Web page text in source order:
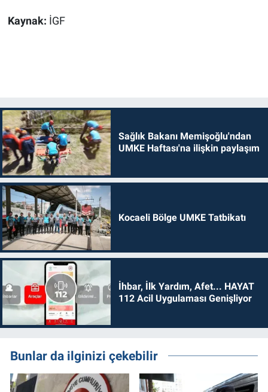
Kaynak: İGF
Sağlık Bakanı Memişoğlu'ndan
UMKE Haftası'na ilişkin paylaşım
Kocaeli Bölge UMKE Tatbikatı
İhbar, İlk Yardım, Afet... HAYAT
112 Acil Uygulaması Genişliyor
Bunlar da ilginizi çekebilir